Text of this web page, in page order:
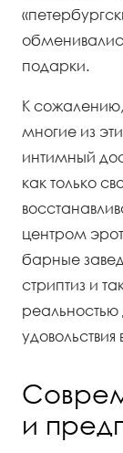
подарки.
К
многие из
интимный
как только
центром
барные
стриптиз и
реальностью
и